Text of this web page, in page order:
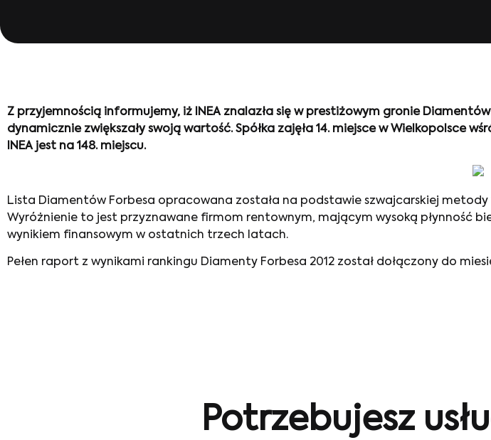
Z przyjemnością informujemy, iż INEA znalazła się w prestiżowym gronie
dynamicznie zwiększały swoją wartość. Spółka zajęła 14. miejsce w Wielkopolsce
INEA jest na 148. miejscu.
Lista Diamentów Forbesa opracowana została na podstawie szwajcarskiej
Wyróżnienie to jest przyznawane firmom rentownym, mającym wysoką płynność
wynikiem finansowym w ostatnich trzech latach.
Pełen raport z wynikami rankingu Diamenty Forbesa 2012 został dołączony do
Potrzebujesz